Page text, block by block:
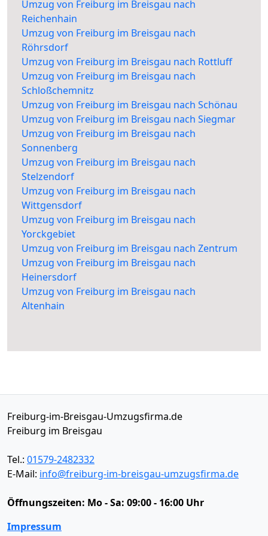
Umzug von Freiburg im Breisgau nach
Reichenhain
Umzug von Freiburg im Breisgau nach
Röhrsdorf
Umzug von Freiburg im Breisgau nach Rottluff
Umzug von Freiburg im Breisgau nach
Schloßchemnitz
Umzug von Freiburg im Breisgau nach Schönau
Umzug von Freiburg im Breisgau nach Siegmar
Umzug von Freiburg im Breisgau nach
Sonnenberg
Umzug von Freiburg im Breisgau nach
Stelzendorf
Umzug von Freiburg im Breisgau nach
Wittgensdorf
Umzug von Freiburg im Breisgau nach
Yorckgebiet
Umzug von Freiburg im Breisgau nach Zentrum
Umzug von Freiburg im Breisgau nach
Heinersdorf
Umzug von Freiburg im Breisgau nach
Altenhain
Freiburg-im-Breisgau-Umzugsfirma.de
Freiburg im Breisgau
Tel.: 01579-2482332
E-Mail: info@freiburg-im-breisgau-umzugsfirma.de
Öffnungszeiten: Mo - Sa: 09:00 - 16:00 Uhr
Impressum